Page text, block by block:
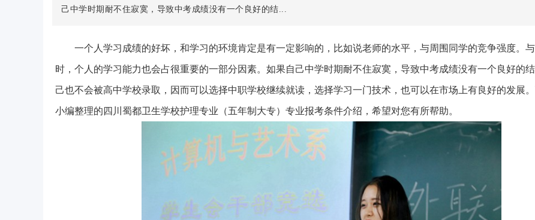
己中学时期耐不住寂寞，导致中考成绩没有一个良好的结...
一个人学习成绩的好坏，和学习的环境肯定是有一定影响的，比如说老师的水平，与周围同学的竞争强度。
时，个人的学习能力也会占很重要的一部分因素。如果自己中学时期耐不住寂寞，导致中考成绩没有一个良好的
己也不会被高中学校录取，因而可以选择中职学校继续就读，选择学习一门技术，也可以在市场上有良好的发展
小编整理的四川蜀都卫生学校护理专业（五年制大专）专业报考条件介绍，希望对您有所帮助。